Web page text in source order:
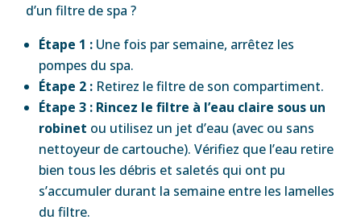
d’un filtre de spa ?
Étape 1 : Une fois par semaine, arrêtez les
pompes du spa.
Étape 2 : Retirez le filtre de son compartiment.
Étape 3 : Rincez le filtre à l’eau claire sous un
robinet ou utilisez un jet d’eau (avec ou sans
nettoyeur de cartouche). Vérifiez que l’eau retire
bien tous les débris et saletés qui ont pu
s’accumuler durant la semaine entre les lamelles
du filtre.